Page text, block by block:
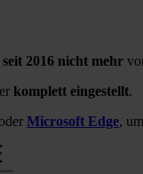
seit 2016 nicht mehr
komplett eingestellt.
oder Microsoft Edge,